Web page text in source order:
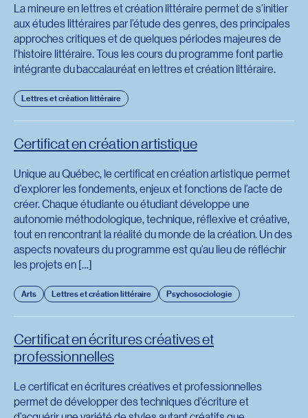
La mineure en lettres et création littéraire permet de s’initier
aux études littéraires par l’étude des genres, des principales
approches critiques et de quelques périodes majeures de
l’histoire littéraire. Tous les cours du programme font partie
intégrante du baccalauréat en lettres et création littéraire.
Lettres et création littéraire
Certificat en création artistique
Unique au Québec, le certificat en création artistique permet
d’explorer les fondements, enjeux et fonctions de l’acte de
créer. Chaque étudiante ou étudiant développe une
autonomie méthodologique, technique, réflexive et créative,
tout en rencontrant la réalité du monde de la création. Un des
aspects novateurs du programme est qu’au lieu de réfléchir
les projets en […]
Arts Lettres et création littéraire Psychosociologie
Certificat en écritures créatives et
professionnelles
Le certificat en écritures créatives et professionnelles
permet de développer des techniques d’écriture et